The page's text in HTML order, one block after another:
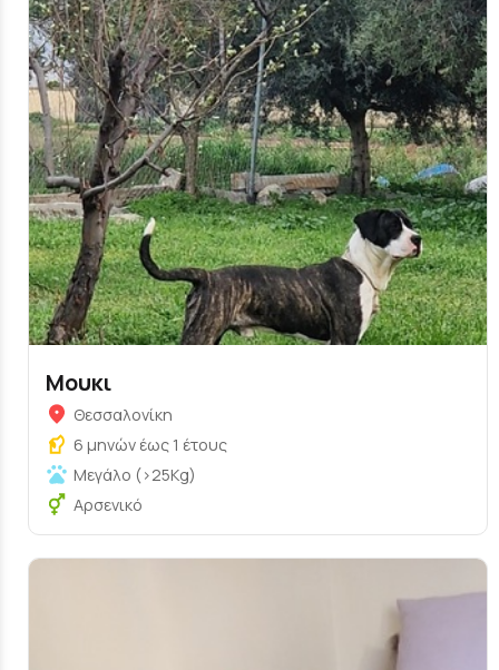
Μουκι
Θεσσαλονίκη
6 μηνών έως 1 έτους
Μεγάλο (>25Kg)
Αρσενικό